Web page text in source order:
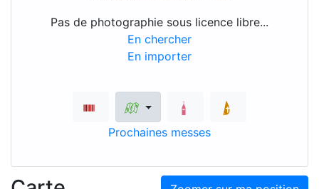
Pas de photographie sous licence libre...
En chercher
En importer
Prochaines messes